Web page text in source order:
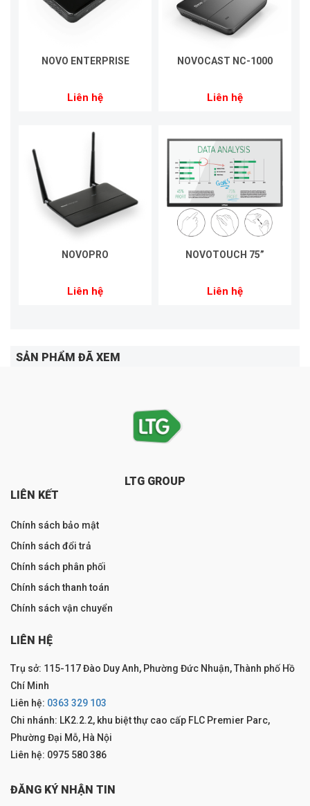
NOVO ENTERPRISE
Liên hệ
NOVOCAST NC-1000
Liên hệ
NOVOPRO
Liên hệ
NOVOTOUCH 75”
Liên hệ
SẢN PHẨM ĐÃ XEM
LTG GROUP
LIÊN KẾT
Chính sách bảo mật
Chính sách đổi trả
Chính sách phân phối
Chính sách thanh toán
Chính sách vận chuyển
LIÊN HỆ
Trụ sở: 115-117 Đào Duy Anh, Phường Đức Nhuận, Thành phố Hồ
Chí Minh
Liên hệ: 0363 329 103
Chi nhánh: LK2.2.2, khu biệt thự cao cấp FLC Premier Parc,
Phường Đại Mỗ, Hà Nội
Liên hệ: 0975 580 386
ĐĂNG KÝ NHẬN TIN